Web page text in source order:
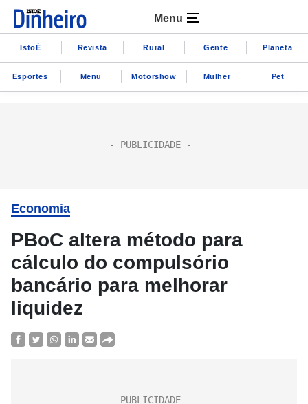
Menu
IstoÉ Revista Rural Gente Planeta
Esportes Menu Motorshow Mulher Pet
Economia
PBoC altera método para
cálculo do compulsório
bancário para melhorar
liquidez